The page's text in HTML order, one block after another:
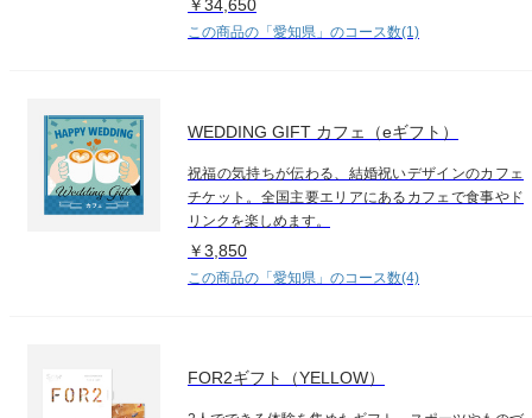
￥34,650
この商品の「愛知県」のコース数(1)
WEDDING GIFT カフェ（eギフト）
祝福の気持ちが伝わる、結婚祝いデザインのカフェ
チケット。全国主要エリアにあるカフェで食事やド
リンクを楽しめます。
￥3,850
この商品の「愛知県」のコース数(4)
FOR2ギフト（YELLOW）